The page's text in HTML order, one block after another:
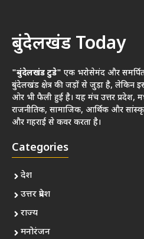
बुंदेलखंड Today
"बुंदेलखंड टुडे" एक भरोसेमंद और समर्पित
बुंदेलखंड क्षेत्र की जड़ों से जुड़ा है, लेकिन
ओर भी फैली हुई है। यह मंच उत्तर प्रदेश,
राजनीतिक, सामाजिक, आर्थिक और
और गहराई से कवर करता है।
Categories
देश
उत्तर प्रदेश
राज्य
मनोरंजन